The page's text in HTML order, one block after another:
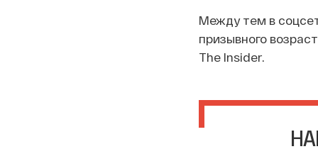
Между тем в
призывного
The Insider.